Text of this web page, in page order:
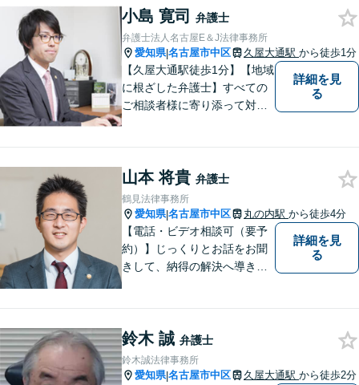
小島 寛司 弁護士
弁護士法人名古屋E＆J法律事務所
愛知県|名古屋市中区 久屋大通駅 から徒歩1分
【久屋大通駅徒歩1分】【地域
に根ざした弁護士】すべての
ご相談者様に寄り添って対応
ルに対応可能。【明確な料金
体系】当事務所は信頼と安心
をモットーに業務に取り組ん
でいます。
詳細を見
る
山本 将貴 弁護士
鶴見法律事務所
愛知県|名古屋市中区 丸の内駅 から徒歩4分
【電話・ビデオ相談可（要予
約）】じっくりとお話をお聞
きして、納得の解決へ導きま
詳細を見
る
鈴木 誠 弁護士
鈴木誠法律事務所
愛知県|名古屋市中区 久屋大通駅 から徒歩2分